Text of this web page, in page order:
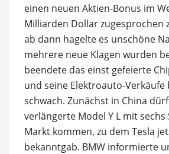
einen neuen Aktien-Bonus im
Milliarden Dollar zugesprochen
ab dann hagelte es unschöne
mehrere neue Klagen wurden
beendete das einst gefeierte
und seine Elektroauto-Verkäufe
schwach. Zunächst in China
verlängerte Model Y L mit sechs
Markt kommen, zu dem Tesla
bekanntgab. BMW informierte